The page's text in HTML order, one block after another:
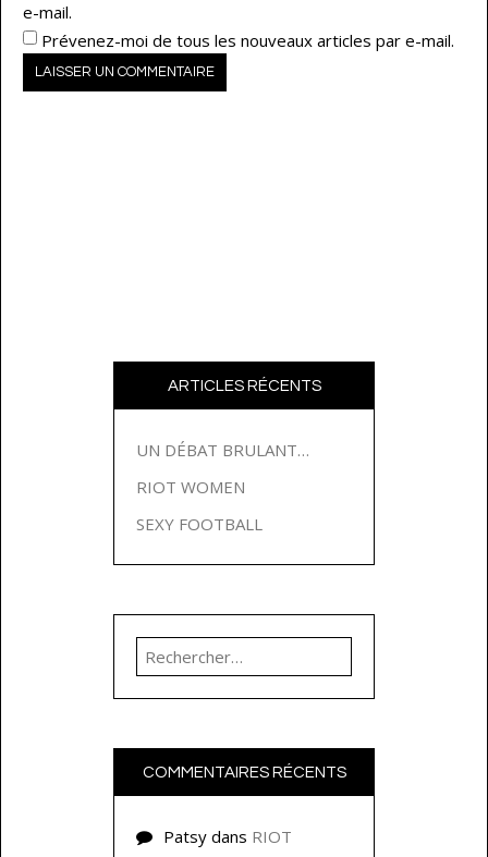
e-mail.
Prévenez-moi de tous les nouveaux articles par e-mail.
ARTICLES RÉCENTS
UN DÉBAT BRULANT…
RIOT WOMEN
SEXY FOOTBALL
Rechercher :
COMMENTAIRES RÉCENTS
Patsy dans RIOT